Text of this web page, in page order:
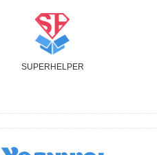
SUPER H ELPER